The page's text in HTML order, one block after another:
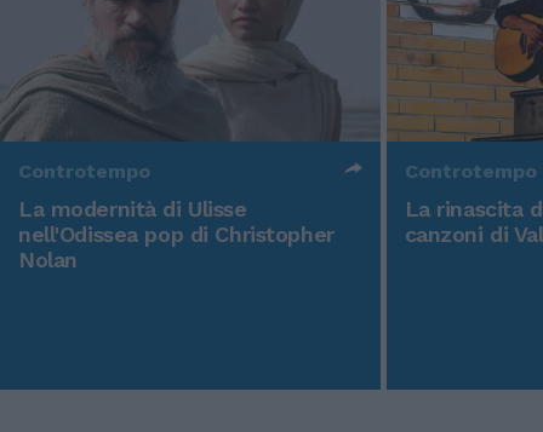
Controtempo
La modernità di Ulisse
nell'Odissea pop di Christopher
Nolan
Controtempo
La rinascita
canzoni di